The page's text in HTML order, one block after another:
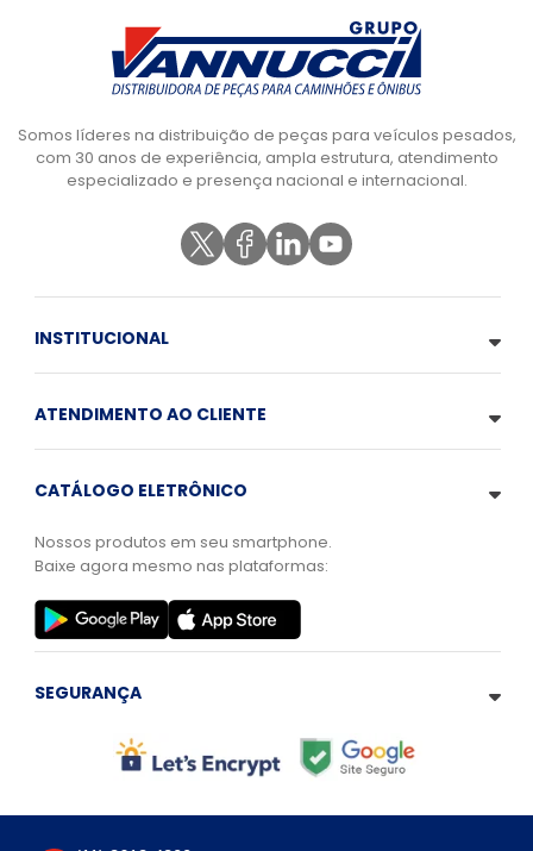
Somos líderes na distribuição de peças para veículos pesados,
com 30 anos de experiência, ampla estrutura, atendimento
especializado e presença nacional e internacional.
INSTITUCIONAL
ATENDIMENTO AO CLIENTE
CATÁLOGO ELETRÔNICO
Nossos produtos em seu smartphone.
Baixe agora mesmo nas plataformas:
SEGURANÇA